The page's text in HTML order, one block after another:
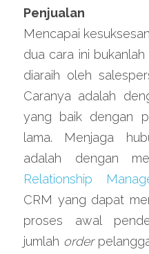
Penjualan
Mencapai
dua cara ini
diaraih oleh
Caranya adalah
yang baik dengan
lama. Menjaga
adalah dengan
Relationship
CRM yang dapat
proses awal
jumlah order